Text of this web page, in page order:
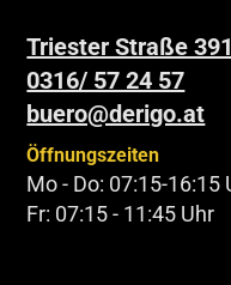
Triester Straße
0316/ 57 24 57
buero@derigo.at
Öffnungszeiten
Mo - Do: 07:15-16:15
Fr: 07:15 - 11:45 Uhr